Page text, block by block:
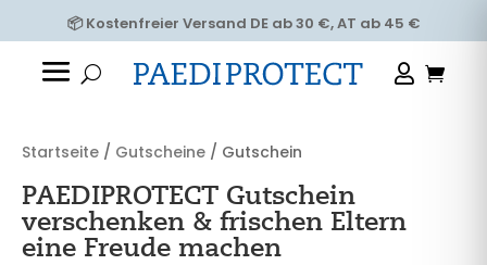
📦 Kostenfreier Versand DE ab 30 €, AT ab 45 €
Startseite / Gutscheine / Gutschein
PAEDIPROTECT Gutschein
verschenken & frischen Eltern
eine Freude machen